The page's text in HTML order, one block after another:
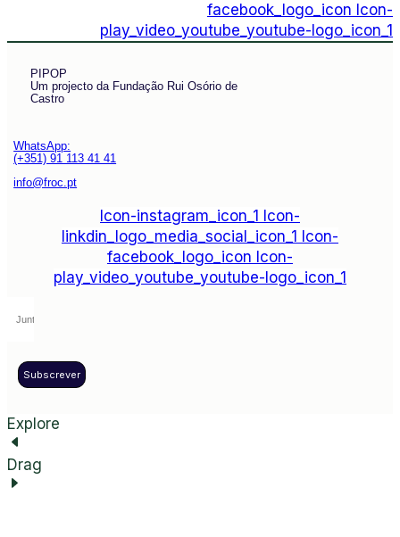
facebook_logo_icon Icon-
play_video_youtube_youtube-logo_icon_1
PIPOP
Um projecto da Fundação Rui Osório de
Castro
WhatsApp:
(+351) 91 113 41 41
info@froc.pt
Icon-instagram_icon_1
Icon-
linkdin_logo_media_social_icon_1
Icon-
facebook_logo_icon Icon-
play_video_youtube_youtube-logo_icon_1
Subscrever
Explore
Drag